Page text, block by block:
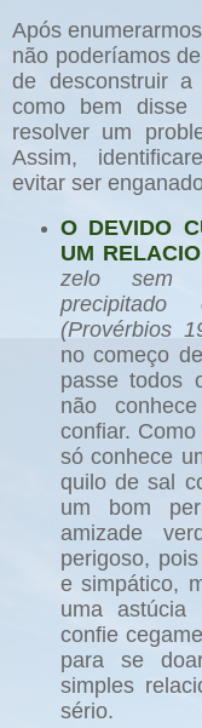
Após
não poderíamos
de desconstruir
como bem disse
resolver um
Assim,
evitar ser
O DEVIDO
UM
zelo sem
(Provérbios
no começo
passe todos
não
confiar.
só conhece
quilo de sal
um bom
amizade
perigoso,
e simpático,
uma astúcia
confie
para se
simples
sério.